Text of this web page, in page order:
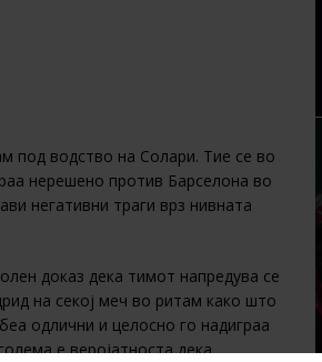
под водство на Солари. Тие се во
нерешено против Барселона во
негативни траги врз нивната
доказ дека тимот напредува се
на секој меч во ритам како што
одлични и целосно го надиграа
е веројатноста дека